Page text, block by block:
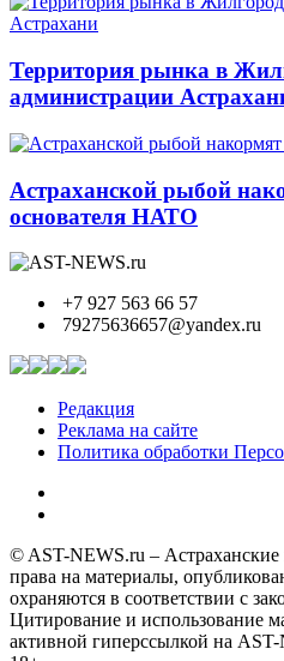
Территория рынка в
администрации
Астраханской рыбой
основателя НАТО
+7 927 563 66 57
79275636657@yandex.ru
Редакция
Реклама на сайте
Политика обработки
© AST-NEWS.ru – Астраханские
права на материалы,
охраняются в соответствии с
Цитирование и использование
активной гиперссылкой на